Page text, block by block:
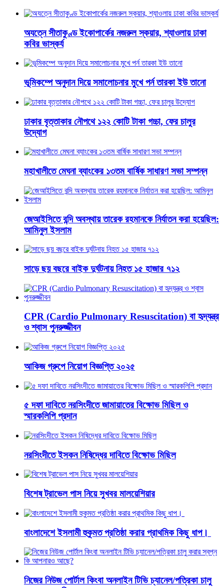
অযত্নে সীতাকুণ্ড ইকোপার্কের নজরুল স্কয়ার, শ্যাওলায় ঢাকা
কবির ভাস্কর্য
ভূমিকম্পে অনুদান দিয়ে সমালোচনার মুখে পর্ন তারকা ইউ তানো
ঢাকার বৃত্তাকার নৌপথে ১২২ কোটি টাকা গচ্চা, ফের চালুর
উদ্যোগ
মহাখালীতে মেঘনা ব্যাংকের ১৩তম বার্ষিক সাধারণ সভা সম্পন্ন
জেআইসিতে বন্দি অবস্থায় তারেক রহমানকে নির্যাতন করা হয়েছিল:
আমিনুল ইসলাম
সাড়ে ছয় বছরে বাইক দুর্ঘটনায় নিহত ১৫ হাজার ৭১২
CPR (Cardio Pulmonary Resuscitation) বা হৃদ্‌যন্ত্র
ও শ্বাস পুনরুজ্জীবন
আকিজ গ্রুপে নিয়োগ বিজ্ঞপ্তি ২০২৫
৫ দফা দাবিতে নরসিংদীতে জামায়াতের বিক্ষোভ মিছিল ও
স্মারকলিপি প্রদান
নরসিংদীতে ইসকন নিষিদ্ধের দাবিতে বিক্ষোভ মিছিল
বিশেষ ট্রাভেল পাস নিয়ে সুখবর মালয়েশিয়ার
বাংলাদেশে ইসলামী হুকুমত প্রতিষ্ঠা করার প্রাথমিক কিছু ধাপ।
নিজের নিউজ পোর্টাল কিংবা অনলাইন টিভি চ্যানেল/পত্রিকা চালু